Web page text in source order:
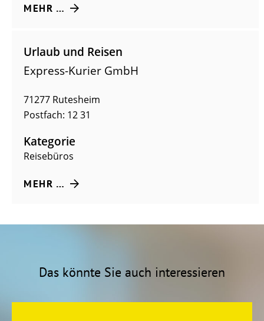
MEHR …
Urlaub und Reisen
Express-Kurier GmbH
Postfach: 12 31
71277 Rutesheim
Kategorie
Reisebüros
MEHR …
Das könnte Sie auch interessieren